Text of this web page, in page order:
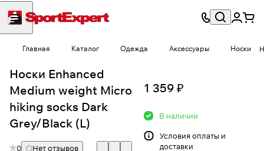
Главная Каталог Одежда Аксессуары Носки
Носки Enhanced
Medium weight Micro
hiking socks Dark
Grey/Black (L)
0
Нет отзывов
1 359 ₽
В наличии
Условия оплаты и
доставки